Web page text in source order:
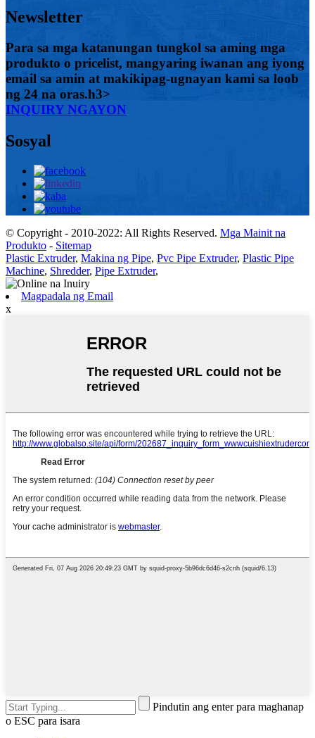
Newsletter
Para sa mga katanungan tungkol sa aming mga
produkto o pricelist, mangyaring iwanan ang iyong
email sa amin at makikipag-ugnayan kami sa loob
ng 24 na oras.h3>
INQUIRY NGAYON
Sosyal
© Copyright - 2010-2022: All Rights Reserved. Mga Mainit na
Produkto - Sitemap
Plastic Extruder, Makina ng Pipe, Pvc Pipe Extruder, Plastic Pipe
Machine, Shredder, Pipe Extruder,
Magpadala ng Email
x
Pindutin ang enter para maghanap
o ESC para isara